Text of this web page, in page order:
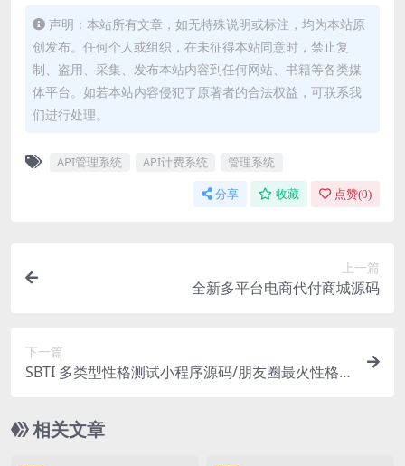
声明：本站所有文章，如无特殊说明或标注，均为本站原
创发布。任何个人或组织，在未征得本站同意时，禁止复
制、盗用、采集、发布本站内容到任何网站、书籍等各类媒
体平台。如若本站内容侵犯了原著者的合法权益，可联系我
们进行处理。
API管理系统 API计费系统 管理系统
分享 收藏 点赞(0)
上一篇
全新多平台电商代付商城源码
下一篇
SBTI 多类型性格测试小程序源码/朋友圈最火性格
相关文章